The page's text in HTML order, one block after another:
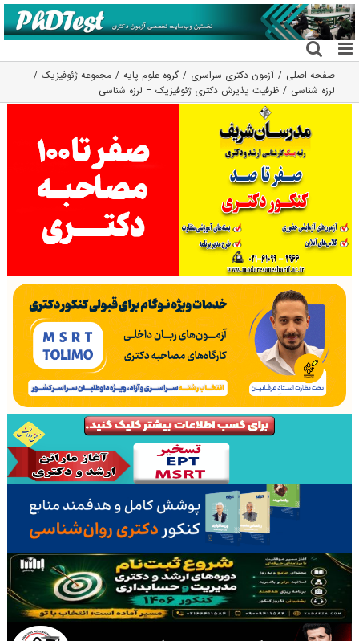
رفتن
به
محتوا
صفحه اصلی آزمون دکتری سراسری گروه علوم پايه
مجموعه ژئوفیزیک
لرزه شناسی
ظرفیت پذیرش دکتری ژئوفیزیک – لرزه شناسی